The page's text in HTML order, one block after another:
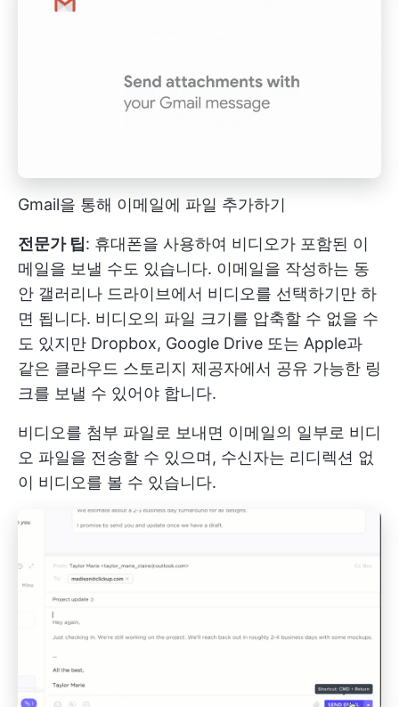
Gmail을 통해 이메일에 파일 추가하기
전문가 팁: 휴대폰을 사용하여 비디오가 포함된 이
메일을 보낼 수도 있습니다. 이메일을 작성하는 동
안 갤러리나 드라이브에서 비디오를 선택하기만 하
면 됩니다. 비디오의 파일 크기를 압축할 수 없을 수
도 있지만 Dropbox, Google Drive 또는 Apple과
같은 클라우드 스토리지 제공자에서 공유 가능한 링
크를 보낼 수 있어야 합니다.
비디오를 첨부 파일로 보내면 이메일의 일부로 비디
오 파일을 전송할 수 있으며, 수신자는 리디렉션 없
이 비디오를 볼 수 있습니다.